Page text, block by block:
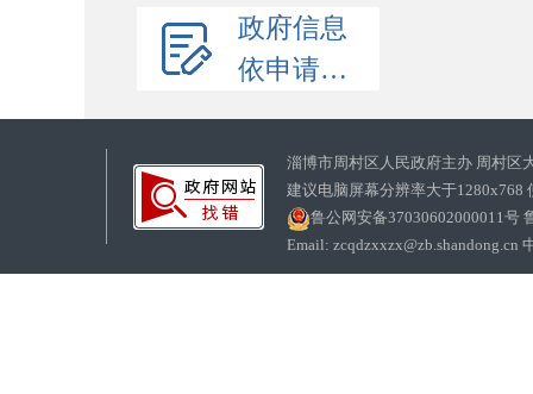
政府信息
依申请公开
淄博市周村区人民政府主办 周村区
建议电脑屏幕分辨率大于1280x768
鲁公网安备37030602000011号
Email: zcqdzxxzx@zb.shandong.cn